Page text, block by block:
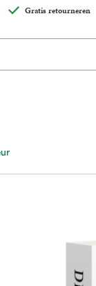
Gratis retourneren